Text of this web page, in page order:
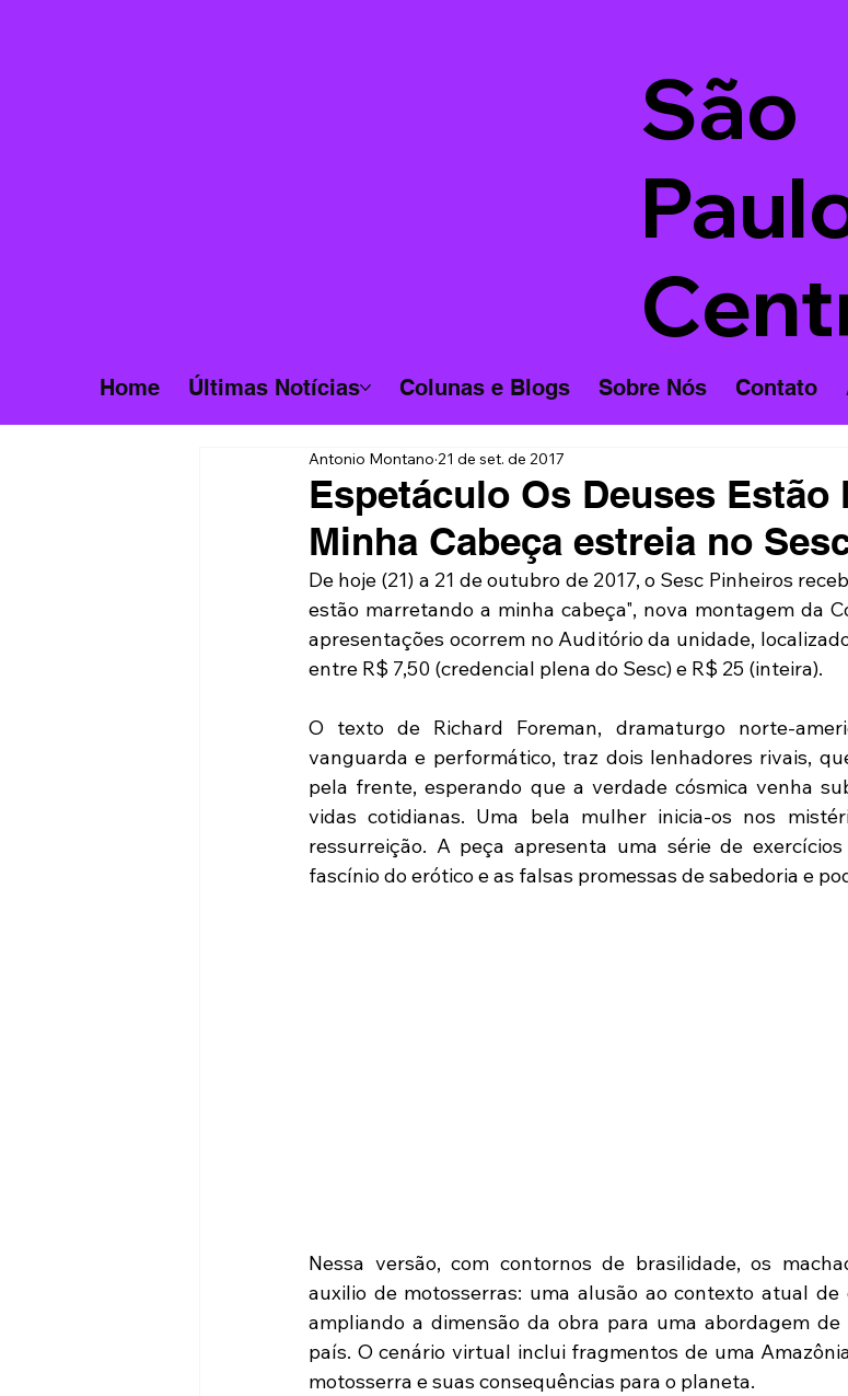
São
Home Últimas Notícias Colunas e Blogs Sobre Nós Contato
Espetáculo Os Deuses Estão
Minha Cabeça estreia no
Antonio Montano 21 de set. de 2017
De hoje (21) a 21 de outubro de 2017, o Sesc Pinheiros
estão marretando a minha cabeça", nova montagem da
apresentações ocorrem no Auditório da unidade,
entre R$ 7,50 (credencial plena do Sesc) e R$ 25 (inteira).
O texto de Richard Foreman, dramaturgo norte-
vanguarda e performático, traz dois lenhadores rivais,
pela frente, esperando que a verdade cósmica venha
vidas cotidianas. Uma bela mulher inicia-os nos
ressurreição. A peça apresenta uma série de
fascínio do erótico e as falsas promessas de sabedoria e
Nessa versão, com contornos de brasilidade, os
auxilio de motosserras: uma alusão ao contexto atual de
ampliando a dimensão da obra para uma abordagem
país. O cenário virtual inclui fragmentos de uma
motosserra e suas consequências para o planeta.